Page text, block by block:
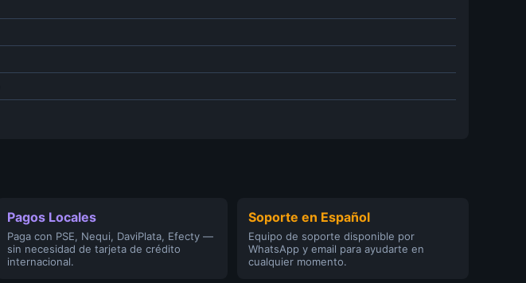
Pagos Locales
Paga con PSE, Nequi, DaviPlata, Efecty —
sin necesidad de tarjeta de crédito
internacional.
Soporte en Español
Equipo de soporte disponible por
WhatsApp y email para ayudarte en
cualquier momento.